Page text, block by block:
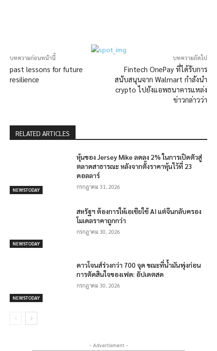
บทความก่อนหน้านี้
past lessons for future
resilience
บทความถัดไป
Fintech OnePay ที่ได้รับการ
สนับสนุนจาก Walmart กำลังนำ
crypto ไปยังแอพธนาคารแหล่ง
ข่าวกล่าวว่า
RELATED ARTICLES
NEWSTODAY
หุ้นของ Jersey Mike ลดลง 2% ในการเปิดตัวสู่
ตลาดสาธารณะ หลังจากตั้งราคาหุ้นไว้ที่ 23
ดอลลาร์
กรกฎาคม 31, 2026
NEWSTODAY
สหรัฐฯ ต้องการให้เอเชียใช้ AI แต่จีนกลับครอง
โมเดลราคาถูกกว่า
กรกฎาคม 30, 2026
NEWSTODAY
ดาวโจนส์ร่วงกว่า 700 จุด ขณะที่น้ำมันพุ่งก่อน
การตัดสินใจของเฟด: อัปเดตสด
กรกฎาคม 30, 2026
- Advertisment -